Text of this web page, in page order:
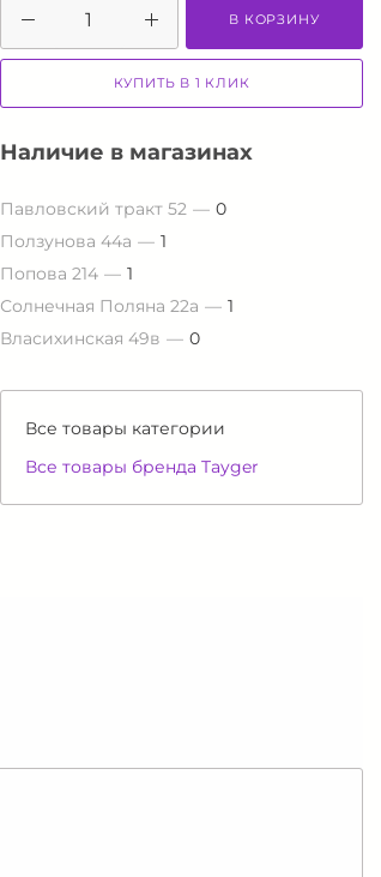
В КОРЗИНУ
КУПИТЬ В 1 КЛИК
Наличие в магазинах
Павловский тракт 52
0
Ползунова 44а
1
Попова 214
1
Солнечная Поляна 22а
1
Власихинская 49в
0
Все товары категории
Все товары бренда Tayger